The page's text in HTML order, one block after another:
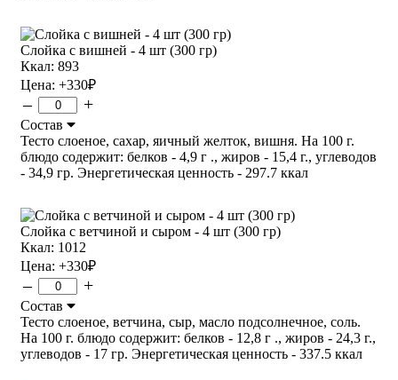
Слойка с вишней - 4 шт (300 гр)
Ккал: 893
Цена: +330₽
– +
Состав
Тесто слоеное, сахар, яичный желток, вишня. На 100 г.
блюдо содержит: белков - 4,9 г ., жиров - 15,4 г., углеводов
- 34,9 гр. Энергетическая ценность - 297.7 ккал
Слойка с ветчиной и сыром - 4 шт (300 гр)
Ккал: 1012
Цена: +330₽
– +
Состав
Тесто слоеное, ветчина, сыр, масло подсолнечное, соль.
На 100 г. блюдо содержит: белков - 12,8 г ., жиров - 24,3 г.,
углеводов - 17 гр. Энергетическая ценность - 337.5 ккал